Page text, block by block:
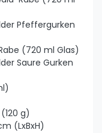
Pfeffergurken
(720 ml Glas)
Saure Gurken
g)
(LxBxH)